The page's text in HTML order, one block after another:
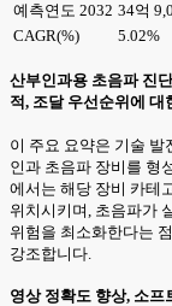
예측연도 2032 34억
CAGR(%)
5.02%
산부인과용 초음파 진
적, 조달 우선순위에 대
이 주요 요약은 기술 발
인과 초음파 장비를 형
에서는 해당 장비 카테
위치시키며, 초음파가
위험을 최소화한다는
강조합니다.
영상 정확도 향상, 소